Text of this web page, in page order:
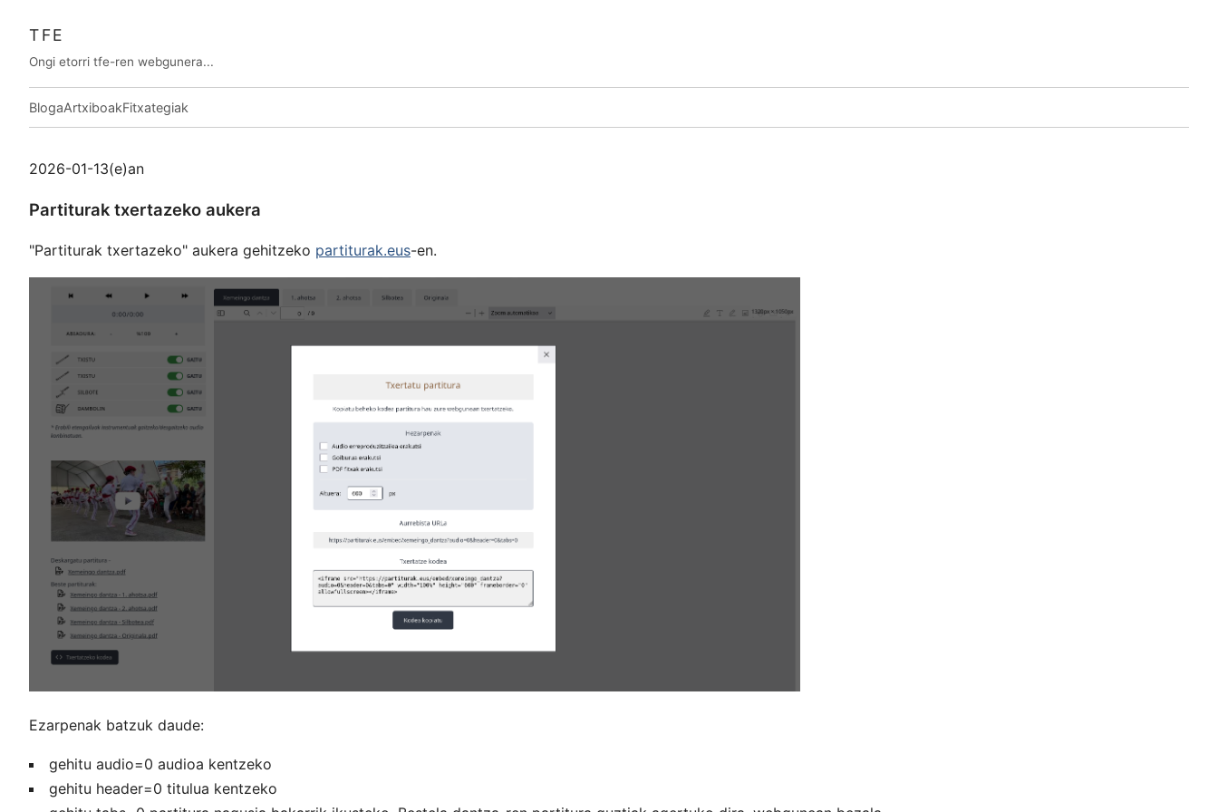
TFE
Ongi etorri tfe-ren webgunera...
BlogaArtxiboakFitxategiak
2026-01-13(e)an
Partiturak txertazeko aukera
"Partiturak txertazeko" aukera gehitzeko partiturak.eus-en.
Ezarpenak batzuk daude:
gehitu audio=0 audioa kentzeko
gehitu header=0 titulua kentzeko